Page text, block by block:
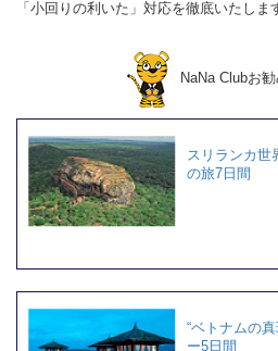
「小回りの利いた」対応を徹底いたしま
NaNa Clubお
スリランカ世
の旅7日間
“ベトナムの
ー5日間